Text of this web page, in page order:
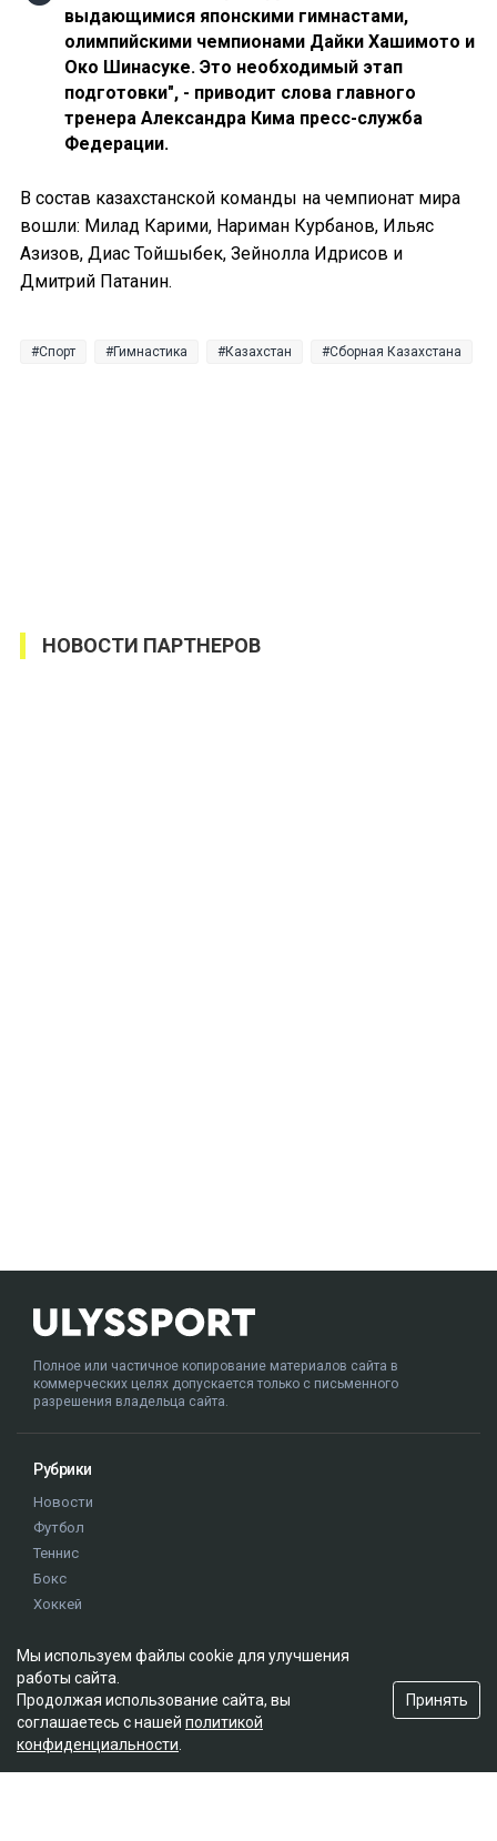
выдающимися японскими гимнастами,
олимпийскими чемпионами Дайки Хашимото и
Око Шинасуке. Это необходимый этап
подготовки", - приводит слова главного
тренера Александра Кима пресс-служба
Федерации.
В состав казахстанской команды на чемпионат мира
вошли: Милад Карими, Нариман Курбанов, Ильяс
Азизов, Диас Тойшыбек, Зейнолла Идрисов и
Дмитрий Патанин.
Спорт Гимнастика Казахстан Сборная Казахстана
НОВОСТИ ПАРТНЕРОВ
Полное или частичное копирование материалов сайта в
коммерческих целях допускается только с письменного
разрешения владельца сайта.
Рубрики
Новости
Футбол
Теннис
Бокс
Хоккей
Истории
Олимпиада
Редакция
О проекте
Мы используем файлы cookie для улучшения
работы сайта.
Продолжая использование сайта, вы
соглашаетесь с нашей политикой
конфиденциальности
Принять